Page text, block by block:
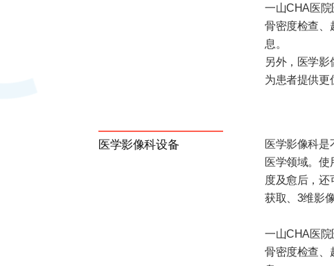
一山CHA医院
骨密度检查、
息。
另外，医学影
为患者提供更
医学影像科设备
医学影像科是
医学领域。
度及愈后，
获取、3维影
一山CHA医院
骨密度检查、